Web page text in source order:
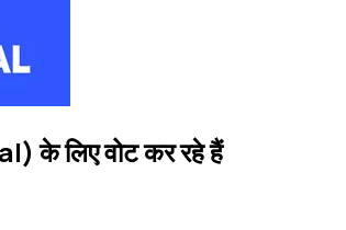
के लिए वोट कर रहे हैं